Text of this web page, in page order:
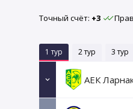
Точный счёт: +3
1 тур 2 тур 3 тур
АЕК